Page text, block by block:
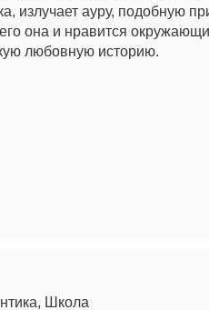
излучает ауру, подобную
она и нравится
любовную историю.
Школа